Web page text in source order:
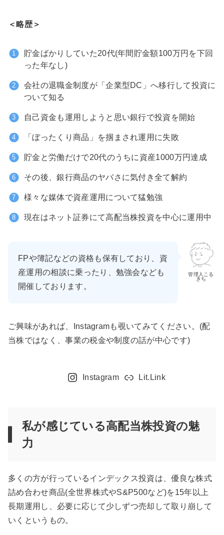
＜略歴＞
貯金ばかりしていた20代(年間貯金額100万円を下回
った年なし)
会社の退職金制度が「企業型DC」へ移行して投資に
ついて知る
自己資金も運用しようと思い銀行で投資を開始
「ぼったくり商品」を掴まされ運用に失敗
貯金と労働だけで20代のうちに資産1000万円達成
その後、銀行商品のヤバさに気付き全て解約
様々な媒体で資産運用について猛勉強
現在はネット証券にて高配当株投資を中心に運用中
管理人こる
きち
FPや簿記などの資格も保有しており、資
産運用の相談に乗ったり、勉強会なども
開催しております。
ご興味があれば、Instagramも覗いてみてください。(配
当株ではなく、事業の税金や制度の話が中心です)
Instagram Lit.Link
私が感じている高配当株投資の魅
力
多くの方が行っているインデックス投資は、優良な株式
詰め合わせ商品(全世界株式やS&P500など)を15年以上
長期運用し、必要に応じて少しずつ売却して取り崩して
いくというもの。